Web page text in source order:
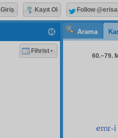
Arama
60.~79.
emr-
Fihrist
Giriş Kayıt Ol Follow